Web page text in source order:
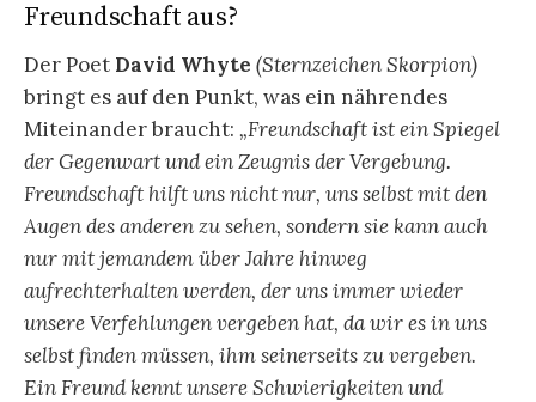
Freundschaft aus?
Der Poet David Whyte (Sternzeichen Skorpion)
bringt es auf den Punkt, was ein nährendes
Miteinander braucht: „Freundschaft ist ein Spiegel
der Gegenwart und ein Zeugnis der Vergebung.
Freundschaft hilft uns nicht nur, uns selbst mit den
Augen des anderen zu sehen, sondern sie kann auch
nur mit jemandem über Jahre hinweg
aufrechterhalten werden, der uns immer wieder
unsere Verfehlungen vergeben hat, da wir es in uns
selbst finden müssen, ihm seinerseits zu vergeben.
Ein Freund kennt unsere Schwierigkeiten und